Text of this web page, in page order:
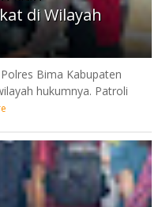
di Wilayah
Bima Kabupaten
hukumnya. Patroli